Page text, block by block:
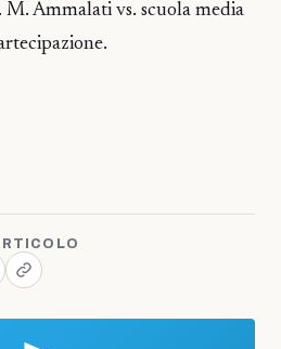
M. Ammalati vs. scuola media